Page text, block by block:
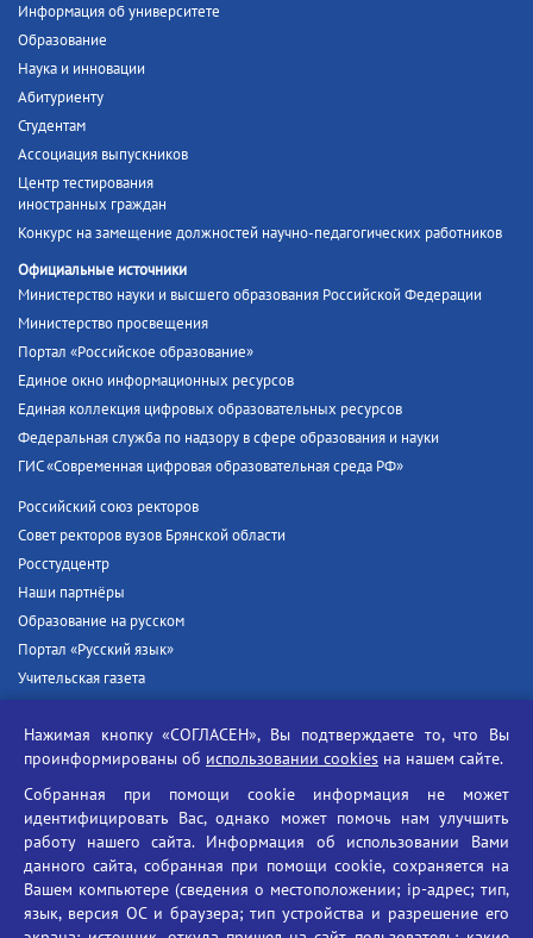
Информация об университете
Образование
Наука и инновации
Абитуриенту
Студентам
Ассоциация выпускников
Центр тестирования
иностранных граждан
Конкурс на замещение должностей научно-педагогических работников
Официальные источники
Министерство науки и высшего образования Российской Федерации
Министерство просвещения
Портал «Российское образование»
Единое окно информационных ресурсов
Единая коллекция цифровых образовательных ресурсов
Федеральная служба по надзору в сфере образования и науки
ГИС «Современная цифровая образовательная среда РФ»
Российский союз ректоров
Совет ректоров вузов Брянской области
Росстудцентр
Наши партнёры
Образование на русском
Портал «Русский язык»
Учительская газета
Единый портал государственных услуг
Противодействие угрозам информационной безопасности
Социальные ролики - Генеральная прокуратура РФ
Противодействие коррупции
БГУ против наркотиков
Брянский государственный университет
Нажимая кнопку «СОГЛАСЕН», Вы подтверждаете то, что Вы
проинформированы об использовании cookies на нашем сайте.
Собранная при помощи cookie информация не может
идентифицировать Вас, однако может помочь нам улучшить
работу нашего сайта. Информация об использовании Вами
данного сайта, собранная при помощи cookie, сохраняется на
Вашем компьютере (сведения о местоположении; ip-адрес; тип,
язык, версия ОС и браузера; тип устройства и разрешение его